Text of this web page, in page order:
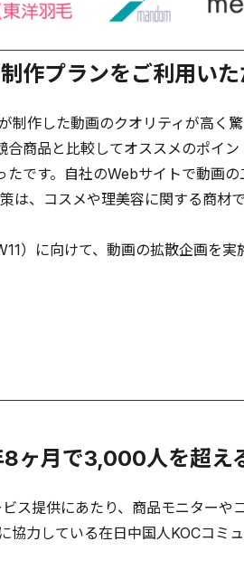
作プランをご利用い
作した動画のクオリティが高く
合商品と比較してオススメのポイ
です。自社のWebサイトで動画の
は、コスメや理美容に関する商材
）に向けて、動画の拡散企画を実
ヶ月で3,000人を超え
ス提供にあたり、商品モニターや
協力している在日中国人KOCコ